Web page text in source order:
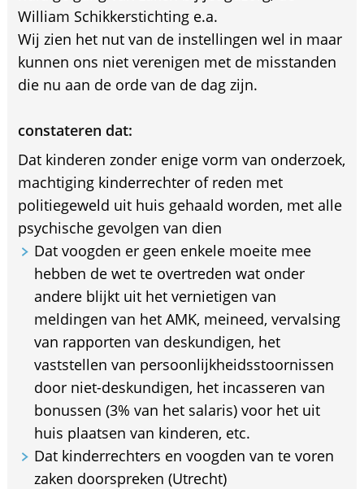
William Schikkerstichting e.a.
Wij zien het nut van de instellingen wel in maar
kunnen ons niet verenigen met de misstanden
die nu aan de orde van de dag zijn.
constateren dat:
Dat kinderen zonder enige vorm van onderzoek,
machtiging kinderrechter of reden met
politiegeweld uit huis gehaald worden, met alle
psychische gevolgen van dien
Dat voogden er geen enkele moeite mee
hebben de wet te overtreden wat onder
andere blijkt uit het vernietigen van
meldingen van het AMK, meineed, vervalsing
van rapporten van deskundigen, het
vaststellen van persoonlijkheidsstoornissen
door niet-deskundigen, het incasseren van
bonussen (3% van het salaris) voor het uit
huis plaatsen van kinderen, etc.
Dat kinderrechters en voogden van te voren
zaken doorspreken (Utrecht)